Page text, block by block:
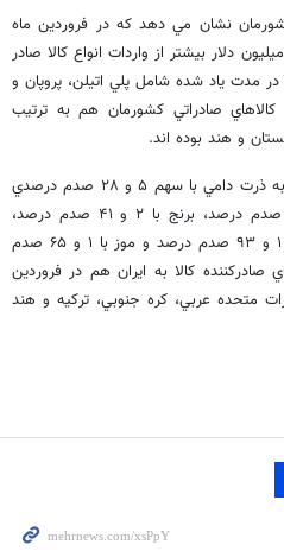
نشان مي دهد كه در فروردين ماه
امسال فعالان اقتصادي به ميزان ۷۶۰ ميليون دلار بيشتر از واردات انواع كالا صادر
مدت ياد شده شامل پلي اتيلن، پروپان و
صادراتي كشورمان هم به ترتيب
و هند بوده اند.
عمده واردات كشورمان هم به ترتيب به ذرت دامي با سهم ۵ و ۲۸ صدم درصدي
از كل ارزش واردات، جو با ۲ و ۷۵ صدم درصد، برنج با ۲ و ۴۱ صدم درصد،
ماشين ها و دستگاه هاي مكانيكي با ۱ و ۹۳ صدم درصد و موز با ۱ و ۶۵ صدم
كالا به ايران هم در فروردين
متحده عربي، كره جنوبي، تركيه و هند